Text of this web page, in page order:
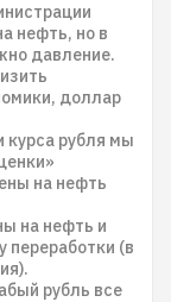
нефть, но в
давление.
доллар
курса рубля мы
на нефть
на нефть и
переработки (в
рубль все